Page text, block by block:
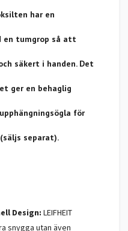
har en
en tumgrop så att
säkert i handen. Det
ger en behaglig
för
separat).
Design: LEIFHEIT
snygga utan även